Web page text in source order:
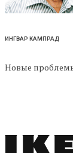
ИНГВАР КАМПРАД
Новые